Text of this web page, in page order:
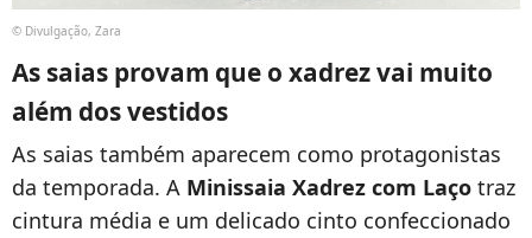
© Divulgação, Zara
As saias provam que o xadrez vai muito
além dos vestidos
As saias também aparecem como protagonistas
da temporada. A Minissaia Xadrez com Laço traz
cintura média e um delicado cinto confeccionado